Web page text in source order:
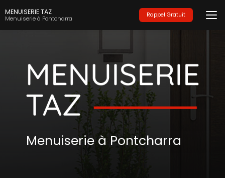
au
contenu
principal
MENUISERIE TAZ
Menuiserie à Pontcharra Rappel Gratuit
Menuiserie à Pontcharra